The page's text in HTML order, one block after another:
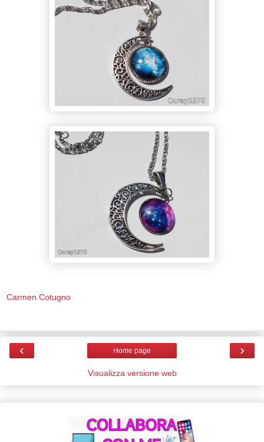
Carmen Cotugno
‹ ›
Home page
Visualizza versione web